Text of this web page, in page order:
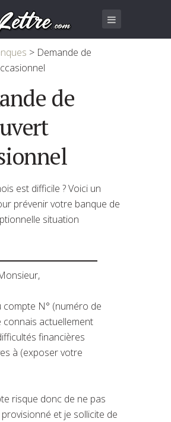
> Demande de
de
est difficile ? Voici un
prévenir votre banque de
situation
compte N° (numéro de
connais actuellement
financières
à (exposer votre
risque donc de ne pas
et je sollicite de